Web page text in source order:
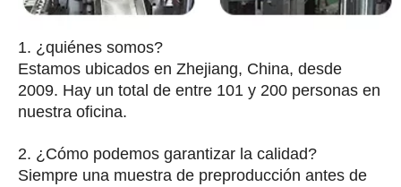
1. ¿quiénes somos?
Estamos ubicados en Zhejiang, China, desde
2009. Hay un total de entre 101 y 200 personas en
nuestra oficina.
2. ¿Cómo podemos garantizar la calidad?
Siempre una muestra de preproducción antes de